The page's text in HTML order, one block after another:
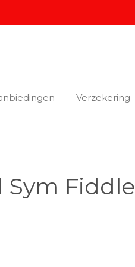
Verzekering
Sym Fiddle